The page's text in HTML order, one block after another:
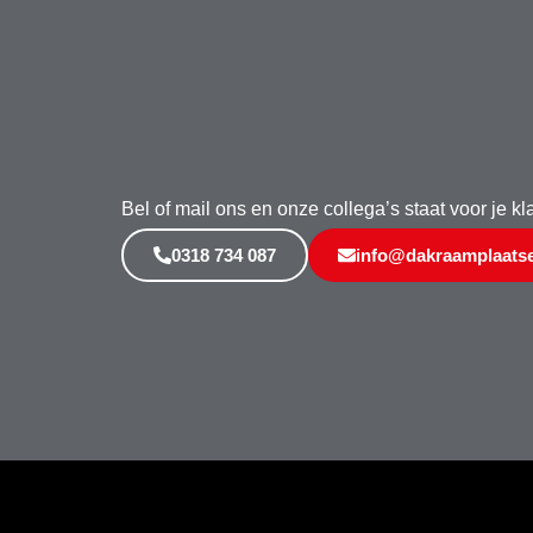
Bel of mail ons en onze collega’s staat voor je
0318 734 087